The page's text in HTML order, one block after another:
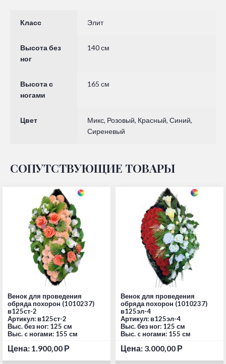
Класс Элит
Высота без
ног
140 см
Высота с
ногами
165 см
Цвет
Микс, Розовый, Красный, Синий,
Сиреневый
СОПУТСТВУЮЩИЕ ТОВАРЫ
Венок для проведения
обряда похорон (1010237)
в125ст-2
Артикул: в125ст-2
Выс. без ног: 125 см
Выс. c ногами: 155 см
Цена: 1.900,00 Р
Венок для проведения
обряда похорон (1010237)
в125эл-4
Артикул: в125эл-4
Выс. без ног: 125 см
Выс. c ногами: 155 см
Цена: 3.000,00 Р